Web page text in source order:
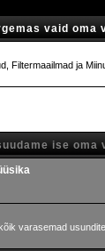
vaid oma
Filtermaailmad ja
ise oma
varasemad